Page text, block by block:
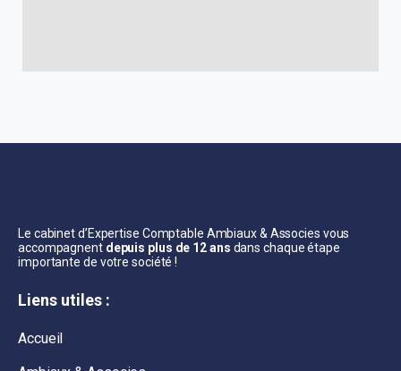
Le cabinet d’Expertise Comptable Ambiaux & Associes vous
accompagnent depuis plus de 12 ans dans chaque étape
importante de votre société !
Liens utiles :
Accueil